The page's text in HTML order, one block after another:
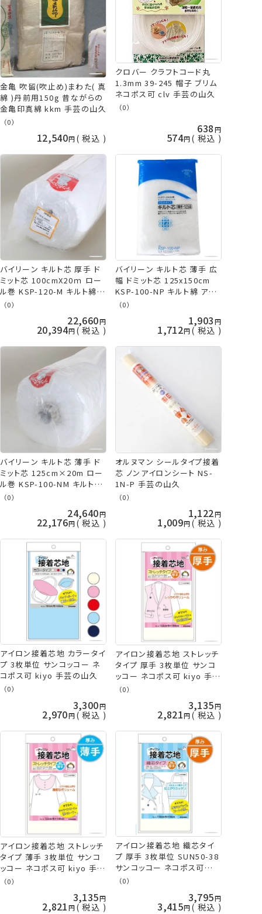
金亀 吹留(吹止め)まわた( 真
綿 )丹前用150g 昔ながらの
金亀印真綿 kkm 手芸の山久
（0）
12,540 税込
クロバー クラフトコード丸
1.3mm 39-245 帽子 ブリム
ネコポス可 clv 手芸の山久
（0）
638
574 税込
バイリーン キルト芯 厚手 ド
ミット芯 100cmX20ｍ ロー
ル巻 KSP-120-M キルト綿
メーカー直送 代引不可 日時
ルヌマン 手芸の山久
（0）
22,660
20,394 税込
バイリーン キルト芯 薄手 広
幅 ドミット芯 125x150cm
KSP-100-NP キルト綿 アウ
（0）
1,903
1,712 税込
バイリーン キルト芯 薄手 ド
ミット芯 125cm×20m ロー
ル巻 KSP-100-NM キルト綿
メーカー直送 代引不可 日時
ルヌマン 手芸の山久
（0）
24,640
22,176 税込
オルヌマン シールタイプ接着
芯 ノンアイロンシート NS-
1N-P 手芸の山久
（0）
1,122
1,009 税込
アイロン接着芯地 カラータイ
プ 3枚単位 サンコッコー ネ
コポス可 kiyo 手芸の山久
（0）
3,300
2,970 税込
アイロン接着芯地 ストレッチ
タイプ 厚手 3枚単位 サンコ
ッコー ネコポス可 kiyo 手芸
の山久
（0）
3,135
2,821 税込
アイロン接着芯地 ストレッチ
タイプ 薄手 3枚単位 サンコ
ッコー ネコポス可 kiyo 手芸
の山久
（0）
3,135
2,821 税込
アイロン接着芯地 織芯タイ
プ 厚手 3枚単位 SUN50-38
サンコッコー ネコポス可
kiyo 手芸の山久
（0）
3,795
3,415 税込